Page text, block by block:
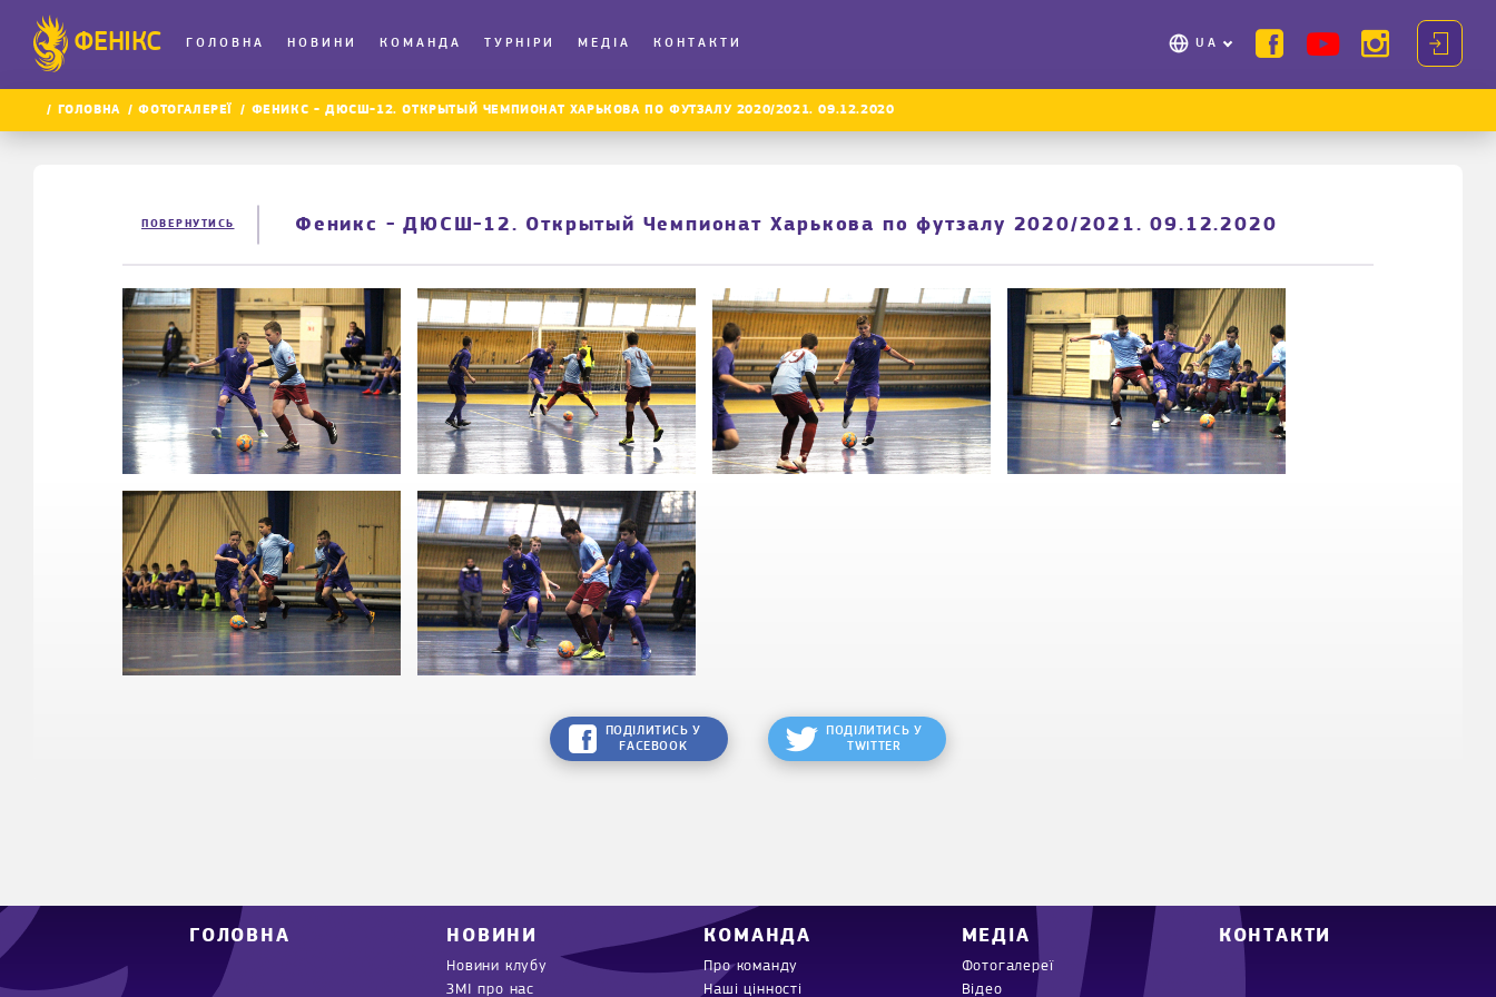
ФЕНІКС UA
ГОЛОВНА НОВИНИ КОМАНДА ТУРНІРИ МЕДІА КОНТАКТИ
ГОЛОВНА ФОТОГАЛЕРЕЇ ФЕНИКС - ДЮСШ-12. ОТКРЫТЫЙ ЧЕМПИОНАТ ХАРЬКОВА ПО ФУТЗАЛУ 2020/2021. 09.12.2020
ПОВЕРНУТИСЬ Феникс - ДЮСШ-12. Открытый Чемпионат Харькова по футзалу 2020/2021. 09.12.2020
ПОДІЛИТИСЬ У
FACEBOOK
ПОДІЛИТИСЬ У
TWITTER
ГОЛОВНА НОВИНИ
Новини клубу
ЗМІ про нас
КОМАНДА
Про команду
Наші цінності
МЕДІА
Фотогалереї
Відео
КОНТАКТИ